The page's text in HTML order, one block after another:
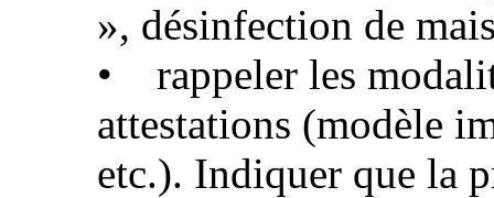
», désinfection de
• rappeler les
attestations (modèle
etc.). Indiquer que la